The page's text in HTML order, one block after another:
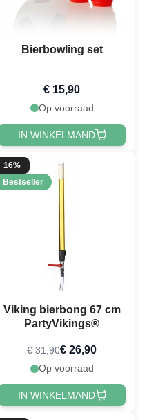
Bierbowling set
€ 15,90
Op voorraad
IN WINKELMAND
16%
Bestseller
Viking bierbong 67 cm
PartyVikings®
€ 31,90€ 26,90
Op voorraad
IN WINKELMAND